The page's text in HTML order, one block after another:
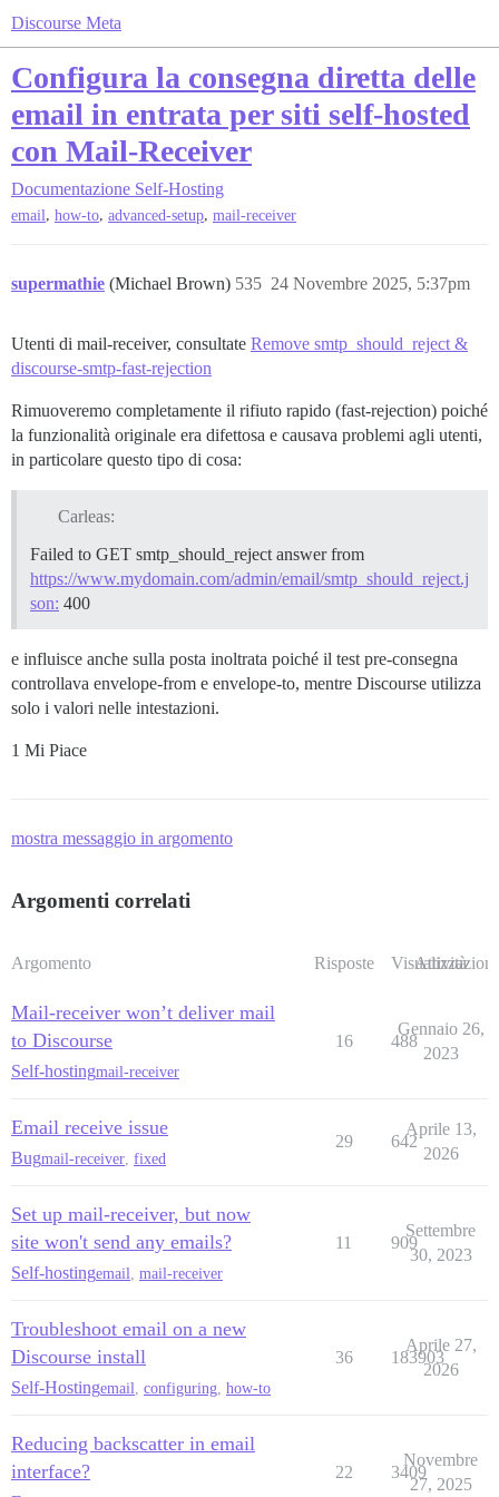
Discourse Meta
Configura la consegna diretta delle
email in entrata per siti self-hosted
con Mail-Receiver
Documentazione Self-Hosting
email, how-to, advanced-setup, mail-receiver
supermathie (Michael Brown) 24 Novembre 2025, 5:37pm
535
Utenti di mail-receiver, consultate Remove smtp_should_reject &
discourse-smtp-fast-rejection
Rimuoveremo completamente il rifiuto rapido (fast-rejection) poiché
la funzionalità originale era difettosa e causava problemi agli utenti,
in particolare questo tipo di cosa:
Carleas:
Failed to GET smtp_should_reject answer from
https://www.mydomain.com/admin/email/smtp_should_reject.j
son: 400
e influisce anche sulla posta inoltrata poiché il test pre-consegna
controllava envelope-from e envelope-to, mentre Discourse utilizza
solo i valori nelle intestazioni.
1 Mi Piace
mostra messaggio in argomento
Argomenti correlati
Argomento Risposte Visualizzazioni
Attività
Mail-receiver won’t deliver mail
to Discourse
Self-hostingmail-receiver
16 488
Gennaio 26,
2023
Email receive issue
Bugmail-receiver fixed
29 642
Aprile 13,
2026
Set up mail-receiver, but now
site won't send any emails?
Self-hostingemail mail-receiver
11 909
Settembre
30, 2023
Troubleshoot email on a new
Discourse install
Self-Hostingemail configuring how-to
36 183903
Aprile 27,
2026
Reducing backscatter in email
interface?
22 3409
Novembre
27, 2025